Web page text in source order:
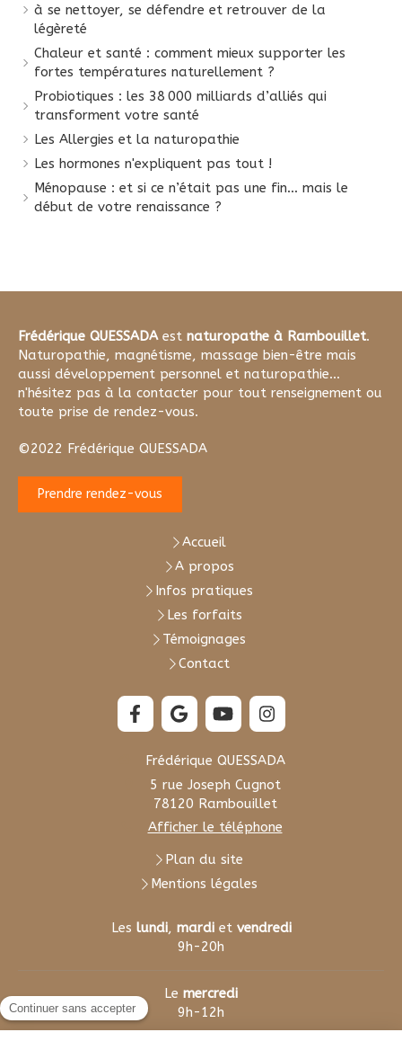
à se nettoyer, se défendre et retrouver de la
légèreté
Chaleur et santé : comment mieux supporter les
fortes températures naturellement ?
Probiotiques : les 38 000 milliards d’alliés qui
transforment votre santé
Les Allergies et la naturopathie
Les hormones n'expliquent pas tout !
Ménopause : et si ce n’était pas une fin… mais le
début de votre renaissance ?
Frédérique QUESSADAest naturopathe à Rambouillet.
Naturopathie, magnétisme, massage bien-être mais
aussi développement personnel et naturopathie...
n'hésitez pas à la contacter pour tout renseignement ou
toute prise de rendez-vous.
©2022 Frédérique QUESSADA
Prendre rendez-vous
Accueil
A propos
Infos pratiques
Les forfaits
Témoignages
Contact
Frédérique QUESSADA
5 rue Joseph Cugnot
78120 Rambouillet
Afficher le téléphone
Plan du site
Mentions légales
Les lundi, mardiet vendredi
9h-20h
Le mercredi
9h-12h